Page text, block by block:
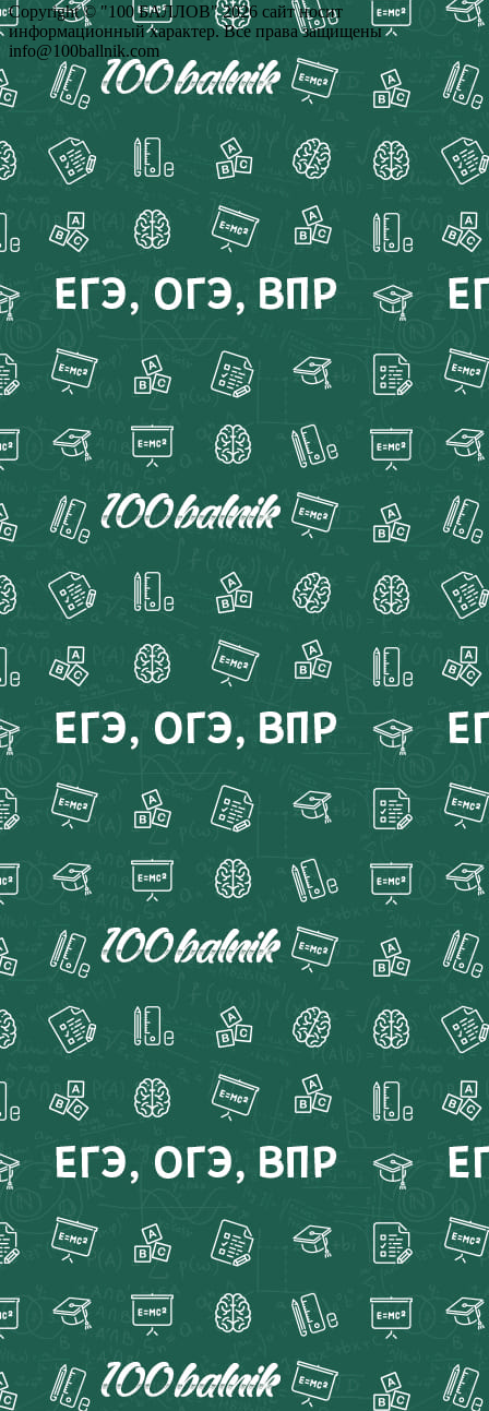
Copyright © "100 БАЛЛОВ" 2026 сайт носит
информационный характер. Все права защищены
info@100ballnik.com